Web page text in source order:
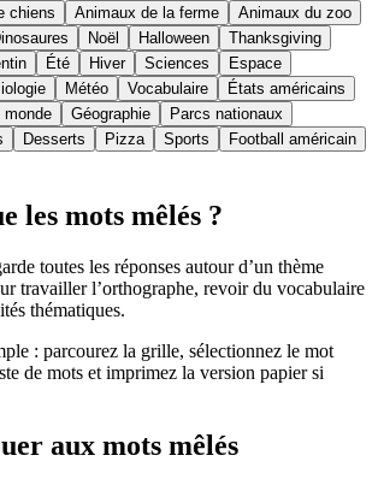
chiens Animaux de la ferme
Animaux du zoo
Noël Halloween
Thanksgiving
Été Hiver Sciences
Espace
Météo Vocabulaire
États américains
monde Géographie
Parcs nationaux
Desserts Pizza Sports
Football américain
les mots mêlés ?
toutes les réponses autour d’un thème
travailler l’orthographe, revoir du vocabulaire
thématiques.
: parcourez la grille, sélectionnez le mot
de mots et imprimez la version papier si
aux mots mêlés